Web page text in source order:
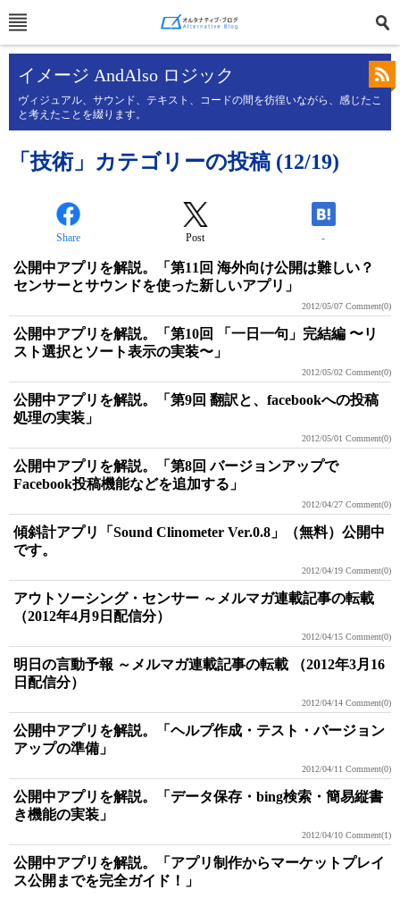
イメージ AndAlso ロジック
ヴィジュアル、サウンド、テキスト、コードの間を彷徨いながら、感じたこ
と考えたことを綴ります。
「技術」カテゴリーの投稿 (12/19)
Share Post -
公開中アプリを解説。「第11回 海外向け公開は難しい？
センサーとサウンドを使った新しいアプリ」
2012/05/07 Comment(0)
公開中アプリを解説。「第10回 「一日一句」完結編 〜リ
スト選択とソート表示の実装〜」
2012/05/02 Comment(0)
公開中アプリを解説。「第9回 翻訳と、facebookへの投稿
処理の実装」
2012/05/01 Comment(0)
公開中アプリを解説。「第8回 バージョンアップで
Facebook投稿機能などを追加する」
2012/04/27 Comment(0)
傾斜計アプリ「Sound Clinometer Ver.0.8」（無料）公開中
です。
2012/04/19 Comment(0)
アウトソーシング・センサー ～メルマガ連載記事の転載
（2012年4月9日配信分）
2012/04/15 Comment(0)
明日の言動予報 ～メルマガ連載記事の転載 （2012年3月16
日配信分）
2012/04/14 Comment(0)
公開中アプリを解説。「ヘルプ作成・テスト・バージョン
アップの準備」
2012/04/11 Comment(0)
公開中アプリを解説。「データ保存・bing検索・簡易縦書
き機能の実装」
2012/04/10 Comment(1)
公開中アプリを解説。「アプリ制作からマーケットプレイ
ス公開までを完全ガイド！」